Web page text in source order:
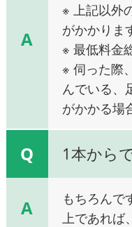
A
※ 上記以外
がかかりま
※ 最低料金
※ 伺った際
んでいる、
がかかる場
Q 1本から
A
もちろんで
上であれば